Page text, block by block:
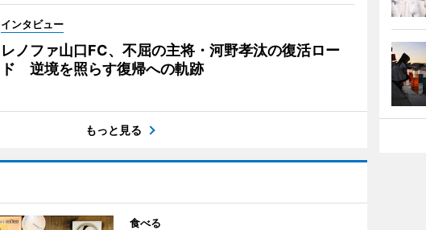
インタビュー
レノファ山口FC、不屈の主将・河野孝汰の復活ロー
ド 逆境を照らす復帰への軌跡
もっと見る
食べる